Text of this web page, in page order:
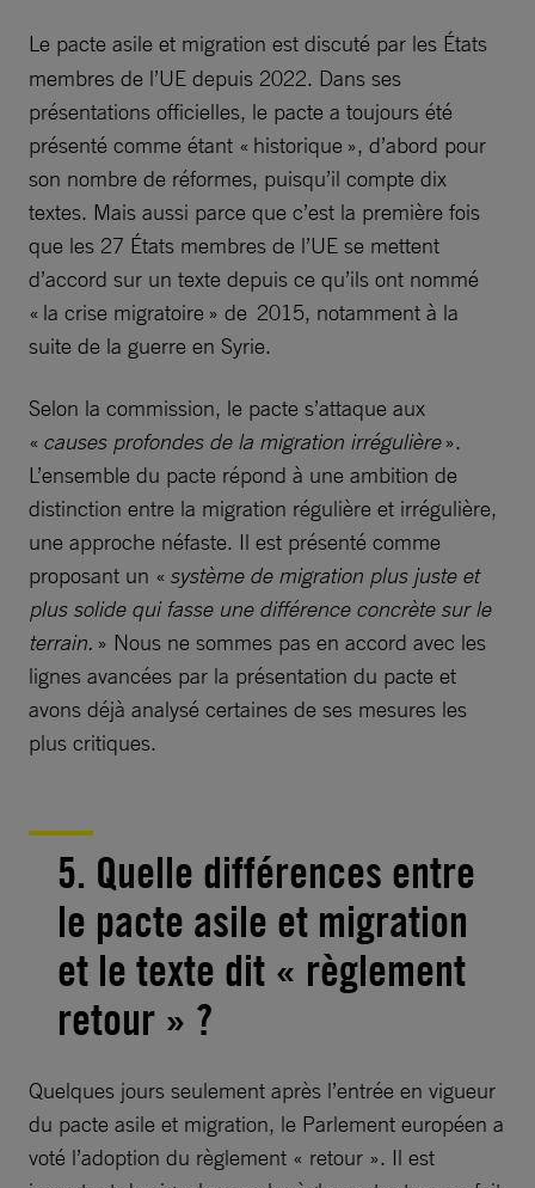
Le pacte asile et migration est discuté par les États
membres de l’UE depuis 2022. Dans ses
présentations officielles, le pacte a toujours été
présenté comme étant « historique », d’abord pour
son nombre de réformes, puisqu’il compte dix
textes. Mais aussi parce que c’est la première fois
que les 27 États membres de l’UE se mettent
d’accord sur un texte depuis ce qu’ils ont nommé
« la crise migratoire » de 2015, notamment à la
suite de la guerre en Syrie.
Selon la commission, le pacte s’attaque aux
« causes profondes de la migration irrégulière».
L’ensemble du pacte répond à une ambition de
distinction entre la migration régulière et irrégulière,
une approche néfaste. Il est présenté comme
proposant un « système de migration plus juste et
plus solide qui fasse une différence concrète sur le
terrain. » Nous ne sommes pas en accord avec les
lignes avancées par la présentation du pacte et
avons déjà analysé certaines de ses mesures les
plus critiques.
5. Quelle différences entre
le pacte asile et migration
et le texte dit « règlement
retour » ?
Quelques jours seulement après l’entrée en vigueur
du pacte asile et migration, le Parlement européen a
voté l’adoption du règlement « retour ». Il est